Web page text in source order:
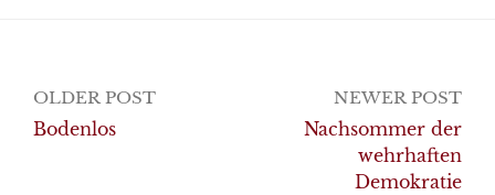
Post
navigation
OLDER POST
Bodenlos
NEWER POST
Nachsommer der
wehrhaften
Demokratie